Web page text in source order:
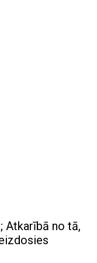
Atkarībā no tā,